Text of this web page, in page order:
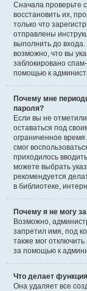
Сначала проверьте
восстановить их,
только что
отправлены
выполнить до
возможно, что вы
заблокировано
помощью к
Почему мне
пароля?
Если вы не
оставаться под
ограниченное
смог
приходилось
можете выбрать
рекомендуется
в библиотеке,
Почему я не могу
Возможно,
запретил имя, под
также мог
за помощью к
Что делает
Она удаляет все